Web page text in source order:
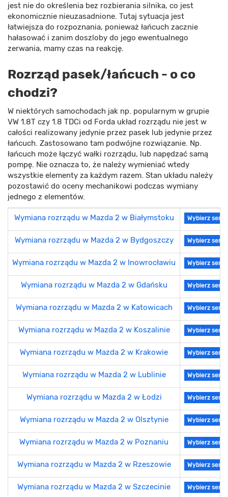
jest nie do określenia bez rozbierania silnika, co jest
ekonomicznie nieuzasadnione. Tutaj sytuacja jest
łatwiejsza do rozpoznania, ponieważ łańcuch zacznie
hałasować i zanim doszloby do jego ewentualnego
zerwania, mamy czas na reakcję.
Rozrząd pasek/łańcuch - o co
chodzi?
W niektórych samochodach jak np. popularnym w grupie
VW 1.8T czy 1.8 TDCi od Forda układ rozrządu nie jest w
całości realizowany jedynie przez pasek lub jedynie przez
łańcuch. Zastosowano tam podwójne rozwiązanie. Np.
łańcuch może łączyć wałki rozrządu, lub napędzać samą
pompę. Nie oznacza to, że należy wymieniać wtedy
wszystkie elementy za każdym razem. Stan układu należy
pozostawić do oceny mechanikowi podczas wymiany
jednego z elementów.
Wymiana rozrządu w Mazda 2 w Białymstoku Wybierz
Wymiana rozrządu w Mazda 2 w Bydgoszczy Wybierz
Wymiana rozrządu w Mazda 2 w Inowrocławiu Wybierz
Wymiana rozrządu w Mazda 2 w Gdańsku Wybierz
Wymiana rozrządu w Mazda 2 w Katowicach Wybierz
Wymiana rozrządu w Mazda 2 w Koszalinie Wybierz
Wymiana rozrządu w Mazda 2 w Krakowie Wybierz
Wymiana rozrządu w Mazda 2 w Lublinie Wybierz
Wymiana rozrządu w Mazda 2 w Łodzi Wybierz
Wymiana rozrządu w Mazda 2 w Olsztynie Wybierz
Wymiana rozrządu w Mazda 2 w Poznaniu Wybierz
Wymiana rozrządu w Mazda 2 w Rzeszowie Wybierz
Wymiana rozrządu w Mazda 2 w Szczecinie Wybierz